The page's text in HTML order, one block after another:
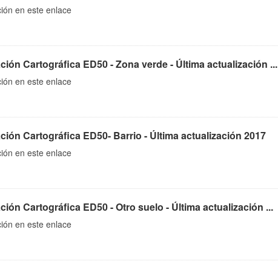
en este enlace
Cartográfica ED50 - Zona verde - Última actualización ...
en este enlace
Cartográfica ED50- Barrio - Última actualización 2017
en este enlace
Cartográfica ED50 - Otro suelo - Última actualización ...
en este enlace